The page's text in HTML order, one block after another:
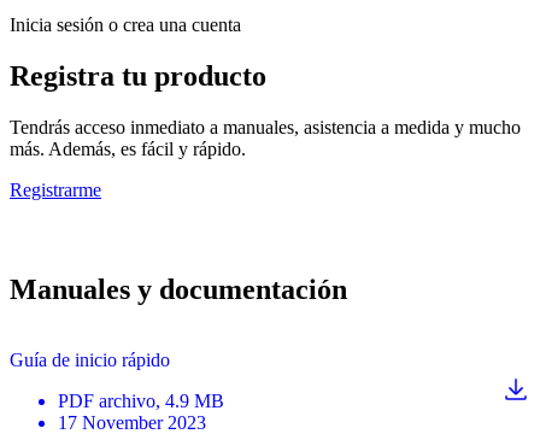
Inicia sesión o crea una cuenta
Registra tu producto
Tendrás acceso inmediato a manuales, asistencia a medida y mucho
más. Además, es fácil y rápido.
Registrarme
Manuales y documentación
Guía de inicio rápido
PDF archivo, 4.9 MB
17 November 2023